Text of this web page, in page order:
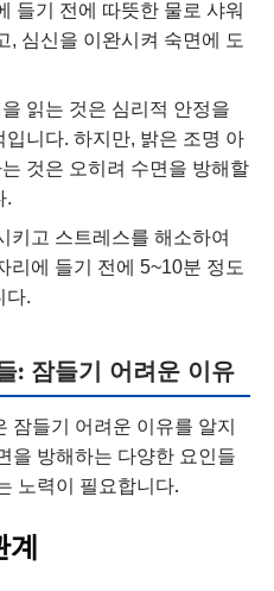
들기 전에 따뜻한 물로 샤워
, 심신을 이완시켜 숙면에 도
읽는 것은 심리적 안정을
입니다. 하지만, 밝은 조명 아
것은 오히려 수면을 방해할
.
키고 스트레스를 해소하여
리에 들기 전에 5~10분 정도
다.
: 잠들기 어려운 이유
잠들기 어려운 이유를 알지
을 방해하는 다양한 요인들
노력이 필요합니다.